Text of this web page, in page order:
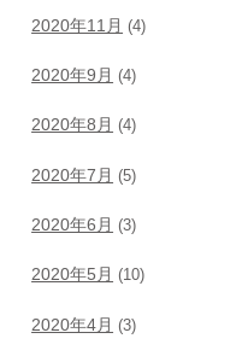
2020年11月 (4)
2020年9月 (4)
2020年8月 (4)
2020年7月 (5)
2020年6月 (3)
2020年5月 (10)
2020年4月 (3)